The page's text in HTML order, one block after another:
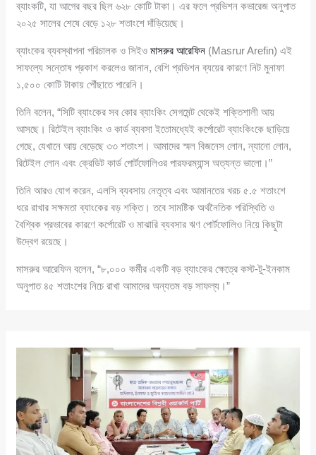
ব্যাংকটি, যা আগের বছর ছিল ৬২৮ কোটি টাকা। এর ফলে প্রভিশন কভারেজ অনুপাত
২০২৫ সালের শেষে বেড়ে ১২৮ শতাংশে দাঁড়িয়েছে।
ব্যাংকের ব্যবস্থাপনা পরিচালক ও সিইওমাসরুর আরেফিন (Masrur Arefin) এই
সাফল্যে সন্তোষ প্রকাশ করলেও জানান, বেশি প্রভিশন ব্যয়ের কারণে নিট মুনাফা
১,৫০০ কোটি টাকায় পৌঁছাতে পারেনি।
তিনি বলেন, “সিটি ব্যাংকের সব কোর ব্যাংকিং সেগমেন্ট থেকেই শক্তিশালী আয়
আসছে। রিটেইল ব্যাংকিং ও কার্ড ব্যবসা ইতোমধ্যেই কর্পোরেট ব্যাংকিংকে ছাড়িয়ে
গেছে, যেখানে আয় বেড়েছে ৩৩ শতাংশ। আমাদের স্মল বিজনেস লোন, ন্যানো লোন,
রিটেইল লোন এবং ক্রেডিট কার্ড পোর্টফোলিওর পারফরম্যান্স অত্যন্ত ভালো।”
তিনি আরও যোগ করেন, এলসি ব্যবসায় নেতৃত্ব এবং আমানতের খরচ ৫.৫ শতাংশে
ধরে রাখার সক্ষমতা ব্যাংকের বড় শক্তি। তবে সামষ্টিক অর্থনৈতিক পরিস্থিতি ও
বৈশ্বিক প্রভাবের কারণে কর্পোরেট ও মাঝারি ব্যবসার ঋণ পোর্টফোলিও নিয়ে কিছুটা
উদ্বেগ রয়েছে।
মাসরুর আরেফিন বলেন, “৮,০০০ কর্মীর একটি বড় ব্যাংকের ক্ষেত্রে কস্ট-টু-ইনকাম
অনুপাত ৪৫ শতাংশের নিচে রাখা আমাদের অন্যতম বড় সাফল্য।”